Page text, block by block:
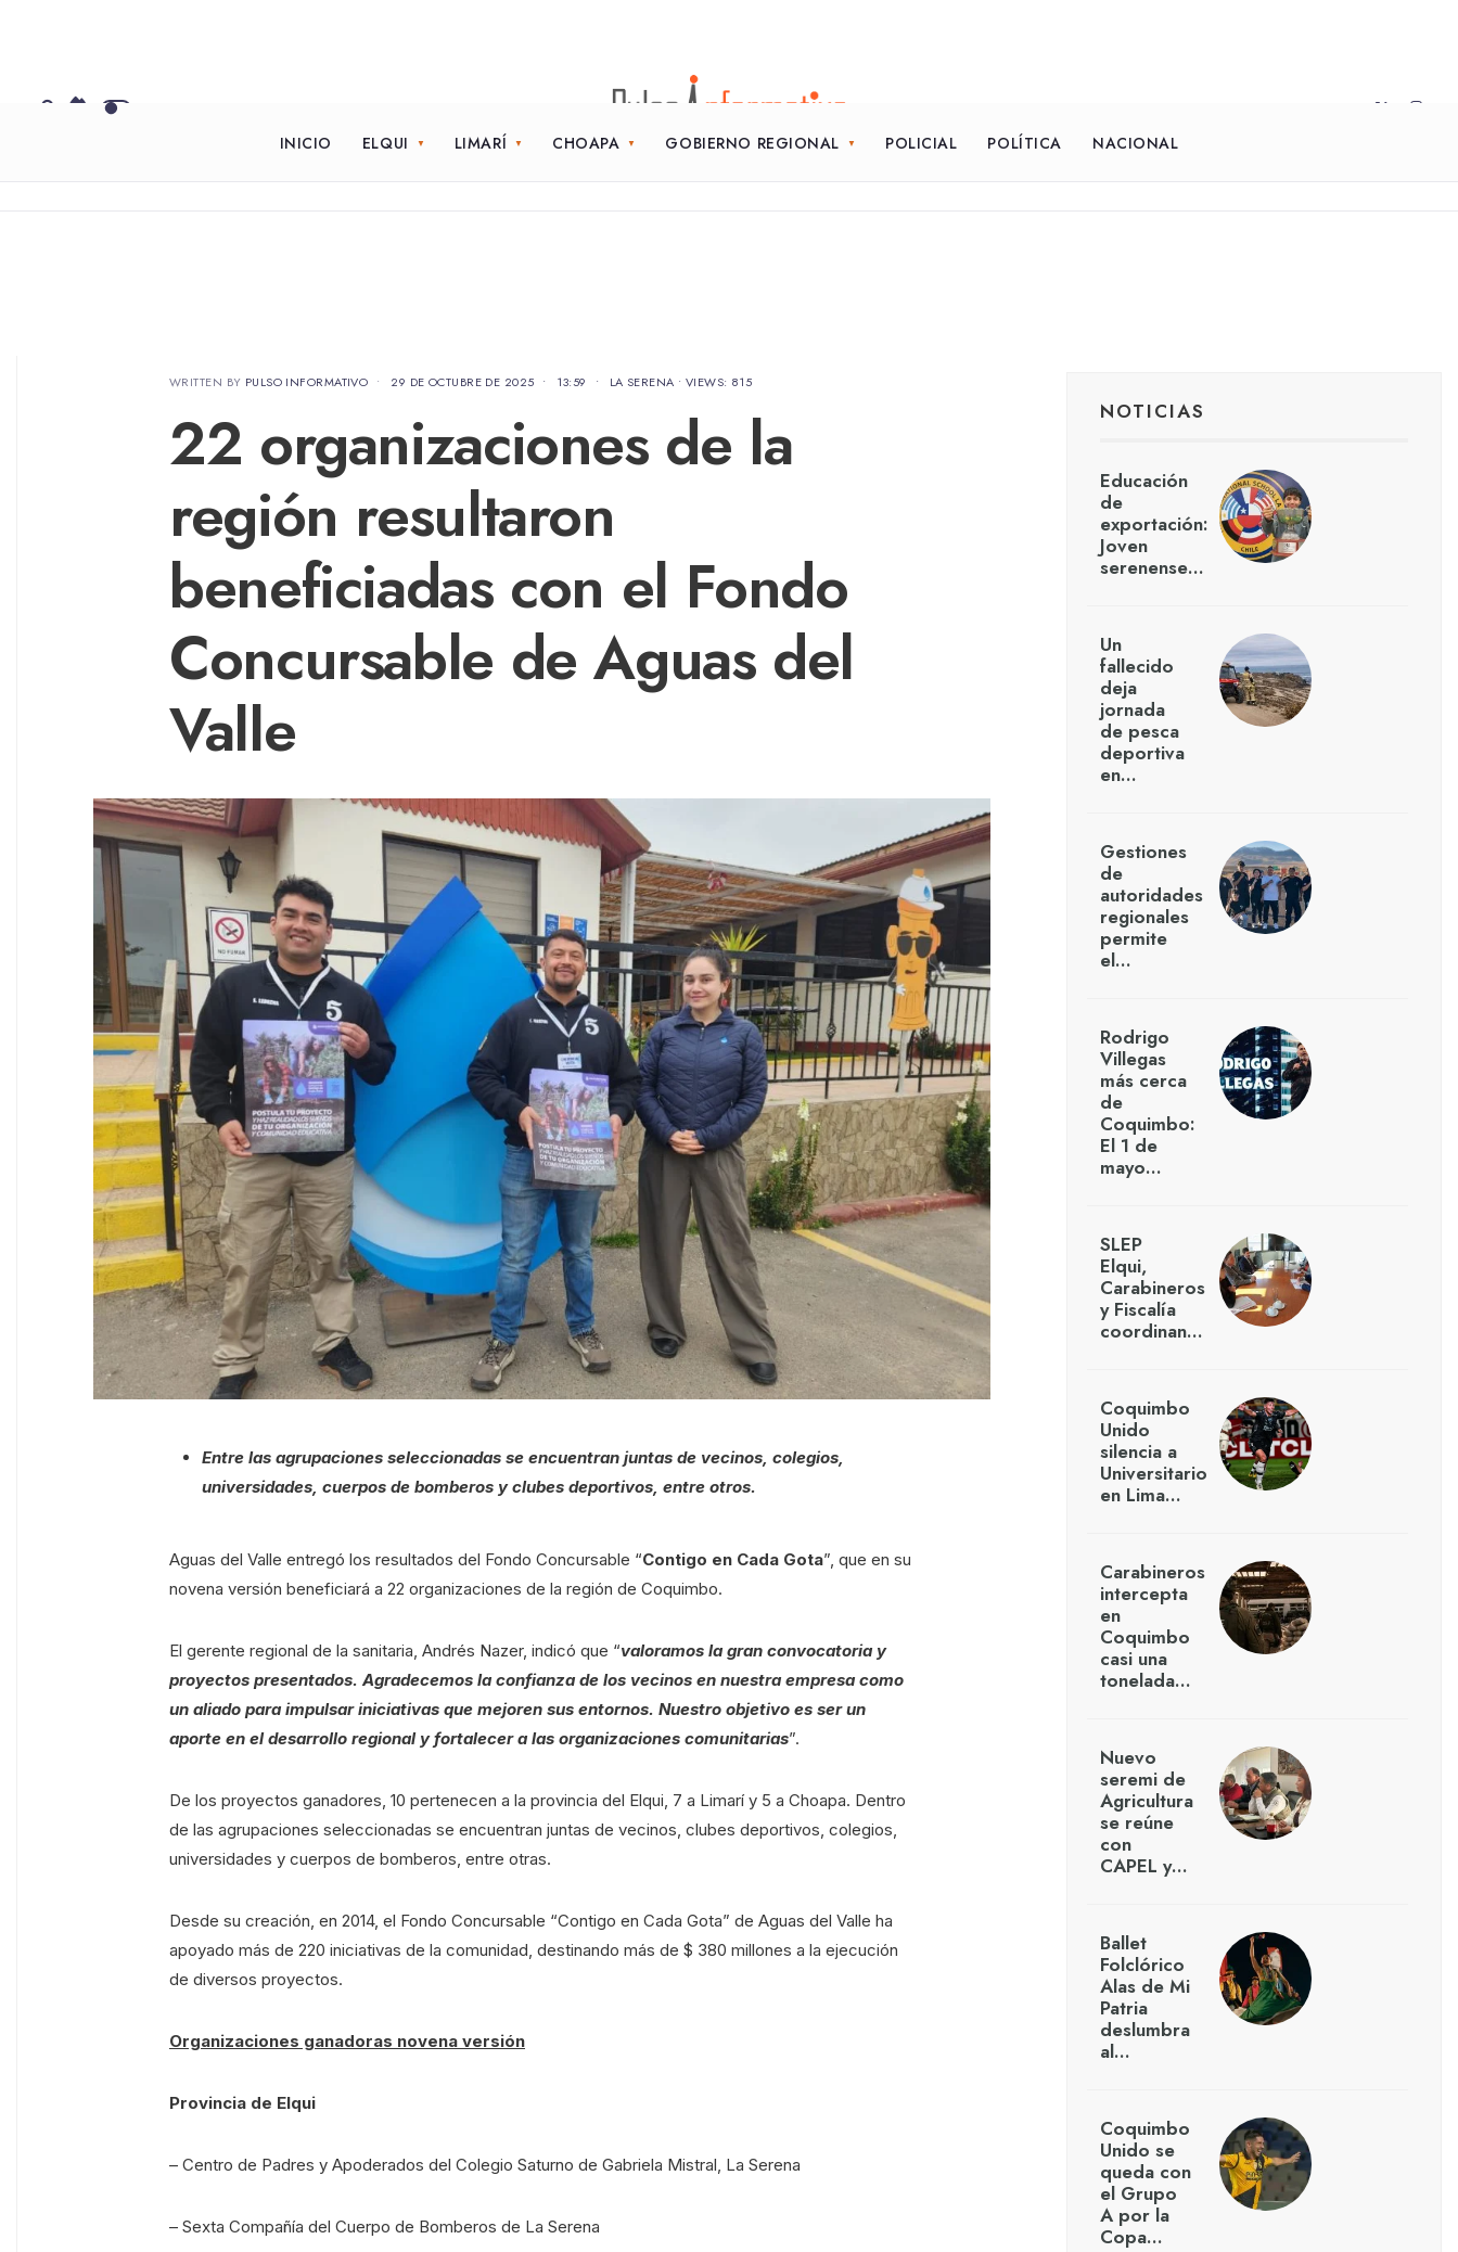
INICIO ELQUI LIMARÍ CHOAPA GOBIERNO REGIONAL POLICIAL POLÍTICA NACIONAL
WRITTEN BY PULSO INFORMATIVO • 29 DE OCTUBRE DE 2025 • 13:59 • LA SERENA • VIEWS: 815
22 organizaciones de la
región resultaron
beneficiadas con el Fondo
Concursable de Aguas del
Valle
Entre las agrupaciones seleccionadas se encuentran juntas de vecinos, colegios,
universidades, cuerpos de bomberos y clubes deportivos, entre otros.
Aguas del Valle entregó los resultados del Fondo Concursable “Contigo en Cada Gota”, que en su
novena versión beneficiará a 22 organizaciones de la región de Coquimbo.
El gerente regional de la sanitaria, Andrés Nazer, indicó que “valoramos la gran convocatoria y
proyectos presentados. Agradecemos la confianza de los vecinos en nuestra empresa como
un aliado para impulsar iniciativas que mejoren sus entornos. Nuestro objetivo es ser un
aporte en el desarrollo regional y fortalecer a las organizaciones comunitarias”.
De los proyectos ganadores, 10 pertenecen a la provincia del Elqui, 7 a Limarí y 5 a Choapa. Dentro
de las agrupaciones seleccionadas se encuentran juntas de vecinos, clubes deportivos, colegios,
universidades y cuerpos de bomberos, entre otras.
Desde su creación, en 2014, el Fondo Concursable “Contigo en Cada Gota” de Aguas del Valle ha
apoyado más de 220 iniciativas de la comunidad, destinando más de $ 380 millones a la ejecución
de diversos proyectos.
Organizaciones ganadoras novena versión
Provincia de Elqui
– Centro de Padres y Apoderados del Colegio Saturno de Gabriela Mistral, La Serena
– Sexta Compañía del Cuerpo de Bomberos de La Serena
NOTICIAS
Educación
de
exportación:
Joven
serenense…
Un
fallecido
deja
jornada
de pesca
deportiva
en…
Gestiones
de
autoridades
regionales
permite
el…
Rodrigo
Villegas
más cerca
de
Coquimbo:
El 1 de
mayo…
SLEP
Elqui,
Carabineros
y Fiscalía
coordinan…
Coquimbo
Unido
silencia a
Universitario
en Lima…
Carabineros
intercepta
en
Coquimbo
casi una
tonelada…
Nuevo
seremi de
Agricultura
se reúne
con
CAPEL y…
Ballet
Folclórico
Alas de Mi
Patria
deslumbra
al…
Coquimbo
Unido se
queda con
el Grupo
A por la
Copa…